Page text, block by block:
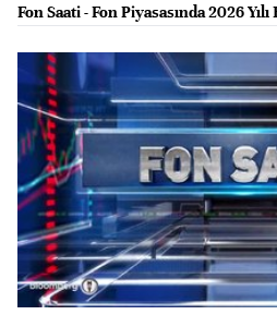
Fon Saati - Fon Piyasasında 2026